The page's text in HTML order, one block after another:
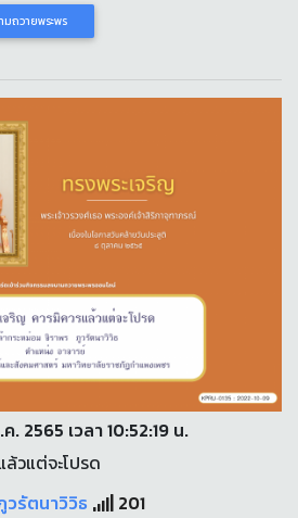
มถวายพระพร
. 2565 เวลา 10:52:19 น.
วแต่จะโปรด
วรัตนาวิวิธ
201